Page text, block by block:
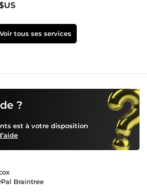
Voir tous ses services
?
est à votre disposition
Braintree